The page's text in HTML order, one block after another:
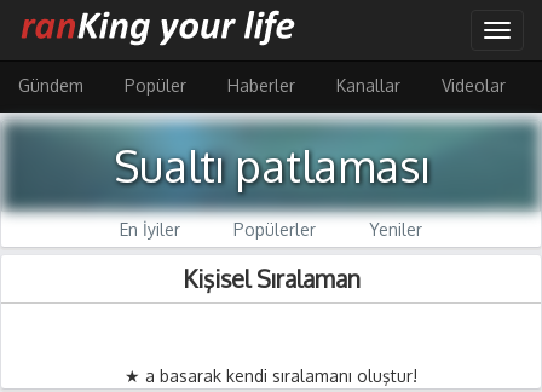
içeriğe
atla
Gündem
Popüler Haberler Kanallar Videolar
Sualtı patlaması
En İyiler Popülerler Yeniler
Kişisel Sıralaman
★ a basarak kendi sıralamanı oluştur!